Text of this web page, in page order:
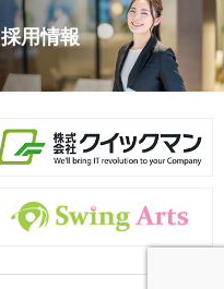
採用情報